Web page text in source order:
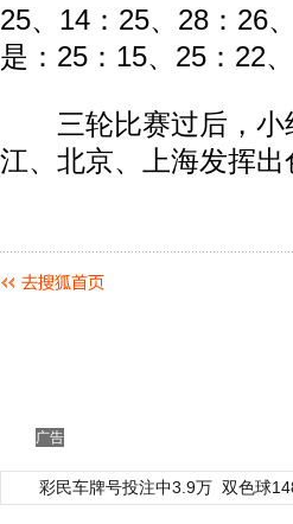
25、14：25、28：26
是：25：15、25：22、
三轮比赛过后，小
江、北京、上海发挥
广告
彩民车牌号投注中3.9万 双色球